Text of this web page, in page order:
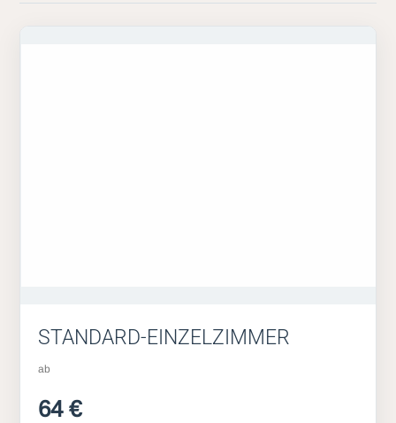
STANDARD-EINZELZIMMER
ab
64 €